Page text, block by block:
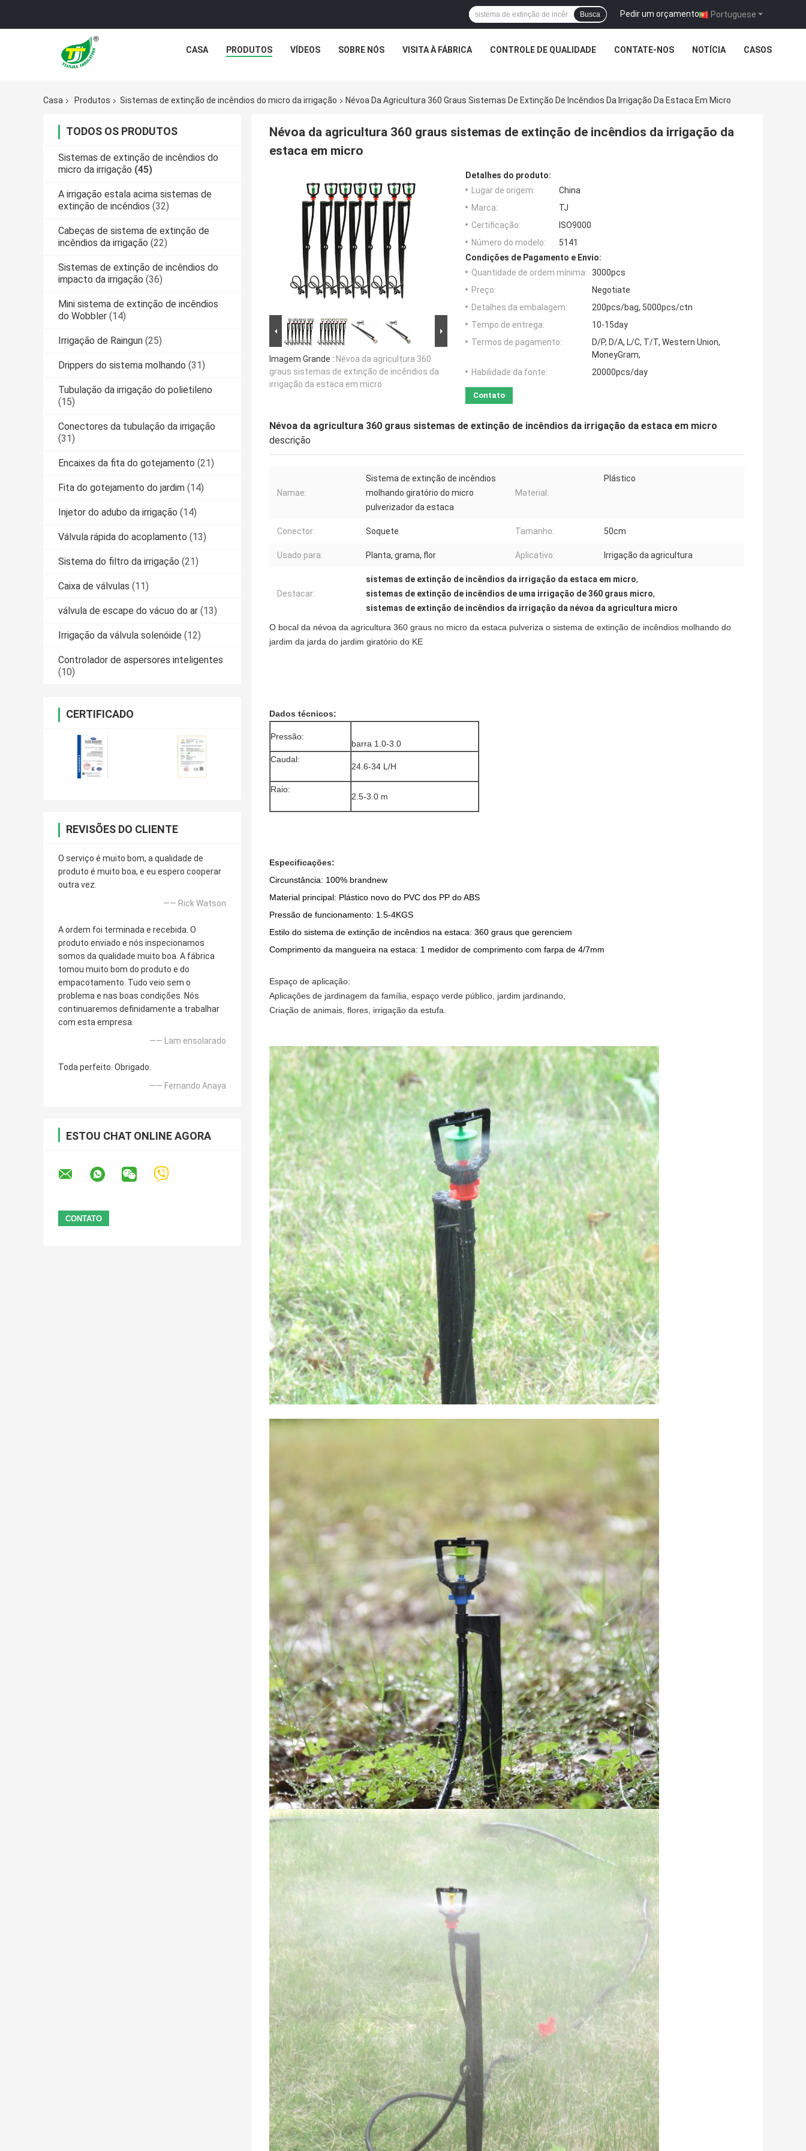
Deixe um recado
Ligaremos para você em breve!
Portuguese
Pedir um orçamento |
Busca
CASA PRODUTOS VÍDEOS SOBRE NÓS VISITA À FÁBRICA CONTROLE DE QUALIDADE CONTATE-NOS NOTÍCIA CASOS
Casa Produtos Sistemas de extinção de incêndios do micro da irrigação Névoa Da Agricultura 360 Graus Sistemas De Extinção De Incêndios Da Irrigação Da Estaca Em Micro
TODOS OS PRODUTOS
Sistemas de extinção de incêndios do
micro da irrigação (45)
A irrigação estala acima sistemas de
extinção de incêndios (32)
Cabeças de sistema de extinção de
incêndios da irrigação (22)
Sistemas de extinção de incêndios do
impacto da irrigação (36)
Mini sistema de extinção de incêndios
do Wobbler (14)
Irrigação de Raingun (25)
Drippers do sistema molhando (31)
Tubulação da irrigação do polietileno
(15)
Conectores da tubulação da irrigação
(31)
Encaixes da fita do gotejamento (21)
Fita do gotejamento do jardim (14)
Injetor do adubo da irrigação (14)
Válvula rápida do acoplamento (13)
Sistema do filtro da irrigação (21)
Caixa de válvulas (11)
válvula de escape do vácuo do ar (13)
Irrigação da válvula solenóide (12)
Controlador de aspersores inteligentes
(10)
CERTIFICADO
REVISÕES DO CLIENTE
O serviço é muito bom, a qualidade de
produto é muito boa, e eu espero cooperar
outra vez.
—— Rick Watson
A ordem foi terminada e recebida. O
produto enviado e nós inspecionamos
somos da qualidade muito boa. A fábrica
tomou muito bom do produto e do
empacotamento. Tudo veio sem o
problema e nas boas condições. Nós
continuaremos definidamente a trabalhar
com esta empresa.
—— Lam ensolarado
Toda perfeito. Obrigado.
—— Fernando Anaya
ESTOU CHAT ONLINE AGORA
Névoa da agricultura 360 graus sistemas de extinção de incêndios da irrigação da
estaca em micro
Imagem Grande : Névoa da agricultura 360
graus sistemas de extinção de incêndios da
irrigação da estaca em micro
Detalhes do produto:
Lugar de origem:
China
Marca:
TJ
Certificação:
ISO9000
Número do modelo:
5141
Condições de Pagamento e Envio:
Quantidade de ordem mínima: 3000pcs
Preço:
Negotiate
Detalhes da embalagem:
200pcs/bag, 5000pcs/ctn
Tempo de entrega:
10-15day
Termos de pagamento:
D/P, D/A, L/C, T/T, Western Union,
MoneyGram,
Habilidade da fonte:
20000pcs/day
Contato
Névoa da agricultura 360 graus sistemas de extinção de incêndios da irrigação da estaca em micro
descrição
Namae:
Sistema de extinção de incêndios
molhando giratório do micro
pulverizador da estaca
Material:
Plástico
Conector: Soquete Tamanho: 50cm
Usado para: Planta, grama, flor Aplicativo: Irrigação da agricultura
Destacar:
sistemas de extinção de incêndios da irrigação da estaca em micro,
sistemas de extinção de incêndios de uma irrigação de 360 graus micro,
sistemas de extinção de incêndios da irrigação da névoa da agricultura micro
O bocal da névoa da agricultura 360 graus no micro da estaca pulveriza o sistema de extinção de incêndios molhando do
jardim da jarda do jardim giratório do KE
Dados técnicos:
Pressão:
barra 1.0-3.0
Caudal:
24.6-34 L/H
Raio:
2.5-3.0 m
Especificações:
Circunstância: 100% brandnew
Material principal: Plástico novo do PVC dos PP do ABS
Pressão de funcionamento: 1.5-4KGS
Estilo do sistema de extinção de incêndios na estaca: 360 graus que gerenciem
Comprimento da mangueira na estaca: 1 medidor de comprimento com farpa de 4/7mm
Espaço de aplicação:
Aplicações de jardinagem da família, espaço verde público, jardim jardinando,
Criação de animais, flores, irrigação da estufa.